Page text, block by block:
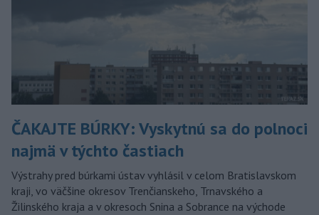
ČAKAJTE BÚRKY: Vyskytnú sa do polnoci
najmä v týchto častiach
Výstrahy pred búrkami ústav vyhlásil v celom Bratislavskom
kraji, vo väčšine okresov Trenčianskeho, Trnavského a
Žilinského kraja a v okresoch Snina a Sobrance na východe